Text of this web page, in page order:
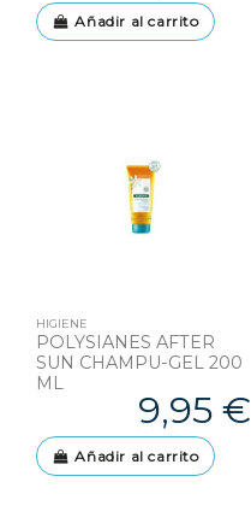
Añadir al carrito
HIGIENE
POLYSIANES AFTER
SUN CHAMPU-GEL 200
ML
9,95 €
Añadir al carrito